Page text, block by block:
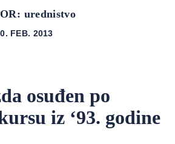
urednistvo
FEB. 2013
osuđen po
iz ‘93. godine